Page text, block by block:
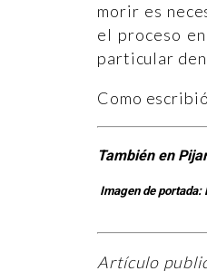
morir es
el proceso
particular
Como escribió
También en
Imagen de
Artículo